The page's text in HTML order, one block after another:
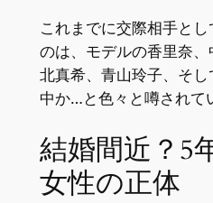
これまでに交際相手と
のは、モデルの香里奈
北真希、青山玲子、そ
中か…と色々と噂されて
結婚間近？5
女性の正体